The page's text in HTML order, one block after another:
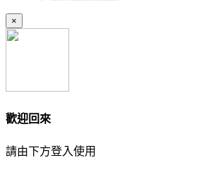
×
歡迎回來
請由下方登入使用